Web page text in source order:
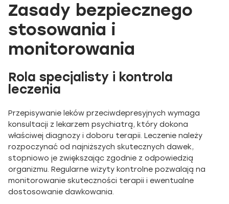
Zasady bezpiecznego
stosowania i
monitorowania
Rola specjalisty i kontrola
leczenia
Przepisywanie leków przeciwdepresyjnych wymaga
konsultacji z lekarzem psychiatrą, który dokona
właściwej diagnozy i doboru terapii. Leczenie należy
rozpoczynać od najniższych skutecznych dawek,
stopniowo je zwiększając zgodnie z odpowiedzią
organizmu. Regularne wizyty kontrolne pozwalają na
monitorowanie skuteczności terapii i ewentualne
dostosowanie dawkowania.